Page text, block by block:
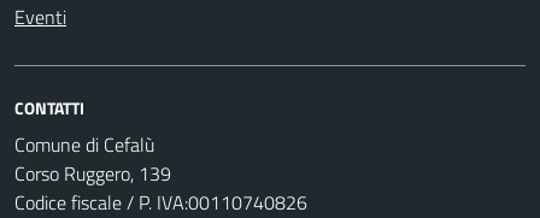
Eventi
CONTATTI
Comune di Cefalù
Corso Ruggero, 139
Codice fiscale / P. IVA:00110740826